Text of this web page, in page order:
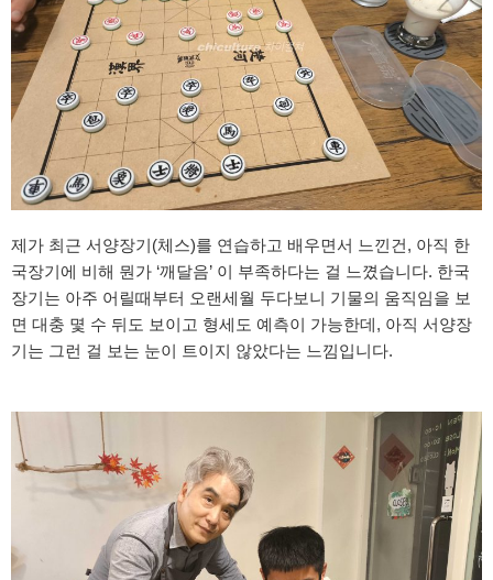
제가 최근 서양장기(체스)를 연습하고 배우면서 느낀건, 아직 한
국장기에 비해 뭔가 ‘깨달음’ 이 부족하다는 걸 느꼈습니다. 한국
장기는 아주 어릴때부터 오랜세월 두다보니 기물의 움직임을 보
면 대충 몇 수 뒤도 보이고 형세도 예측이 가능한데, 아직 서양장
기는 그런 걸 보는 눈이 트이지 않았다는 느낌입니다.